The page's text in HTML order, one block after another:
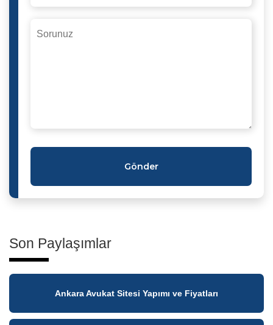
Gönder
Son Paylaşımlar
Ankara Avukat Sitesi Yapımı ve Fiyatları